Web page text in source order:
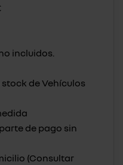
incluidos.
de Vehículos
de pago sin
(Consultar